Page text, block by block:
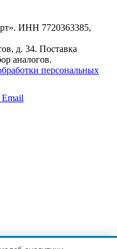
ИНН 7720363385,
д. 34. Поставка
аналогов.
персональных
Email
данных в